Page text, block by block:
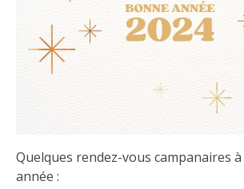
Quelques rendez-vous campanaires
année :